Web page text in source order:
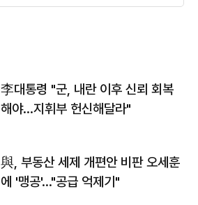
李대통령 "군, 내란 이후 신뢰 회복
해야…지휘부 헌신해달라"
與, 부동산 세제 개편안 비판 오세훈
에 '맹공'…"공급 억제기"